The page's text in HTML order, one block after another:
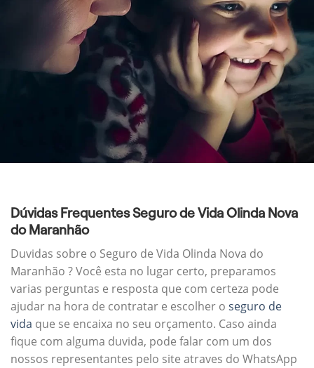
Dúvidas Frequentes Seguro de Vida Olinda Nova
do Maranhão
Duvidas sobre o Seguro de Vida Olinda Nova do
Maranhão ? Você esta no lugar certo, preparamos
varias perguntas e resposta que com certeza pode
ajudar na hora de contratar e escolher o seguro de
vida que se encaixa no seu orçamento. Caso ainda
fique com alguma duvida, pode falar com um dos
nossos representantes pelo site atraves do WhatsApp